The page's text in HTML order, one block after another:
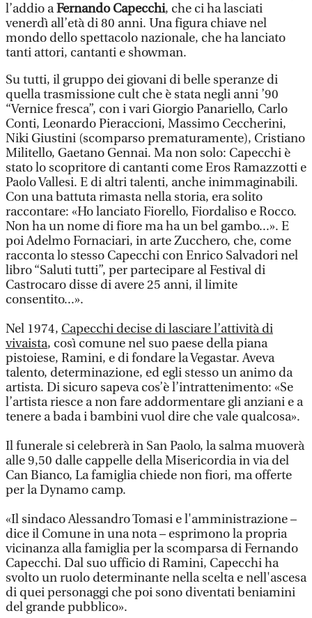
l’addio aFernando Capecchi, che ci ha lasciati
venerdì all’età di 80 anni. Una figura chiave nel
mondo dello spettacolo nazionale, che ha lanciato
tanti attori, cantanti e showman.
Su tutti, il gruppo dei giovani di belle speranze di
quella trasmissione cult che è stata negli anni ’90
“Vernice fresca”, con i vari Giorgio Panariello, Carlo
Conti, Leonardo Pieraccioni, Massimo Ceccherini,
Niki Giustini (scomparso prematuramente), Cristiano
Militello, Gaetano Gennai. Ma non solo: Capecchi è
stato lo scopritore di cantanti come Eros Ramazzotti e
Paolo Vallesi. E di altri talenti, anche inimmaginabili.
Con una battuta rimasta nella storia, era solito
raccontare: «Ho lanciato Fiorello, Fiordaliso e Rocco.
Non ha un nome di fiore ma ha un bel gambo...». E
poi Adelmo Fornaciari, in arte Zucchero, che, come
racconta lo stesso Capecchi con Enrico Salvadori nel
libro “Saluti tutti”, per partecipare al Festival di
Castrocaro disse di avere 25 anni, il limite
consentito...».
Nel 1974, Capecchi decise di lasciare l’attività di
vivaista, così comune nel suo paese della piana
pistoiese, Ramini, e di fondare la Vegastar. Aveva
talento, determinazione, ed egli stesso un animo da
artista. Di sicuro sapeva cos’è l’intrattenimento: «Se
l’artista riesce a non fare addormentare gli anziani e a
tenere a bada i bambini vuol dire che vale qualcosa».
Il funerale si celebrerà in San Paolo, la salma muoverà
alle 9,50 dalle cappelle della Misericordia in via del
Can Bianco, La famiglia chiede non fiori, ma offerte
per la Dynamo camp.
«Il sindaco Alessandro Tomasi e l'amministrazione –
dice il Comune in una nota – esprimono la propria
vicinanza alla famiglia per la scomparsa di Fernando
Capecchi. Dal suo ufficio di Ramini, Capecchi ha
svolto un ruolo determinante nella scelta e nell'ascesa
di quei personaggi che poi sono diventati beniamini
del grande pubblico».